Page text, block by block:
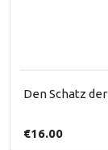
Den Schatz
€16.00